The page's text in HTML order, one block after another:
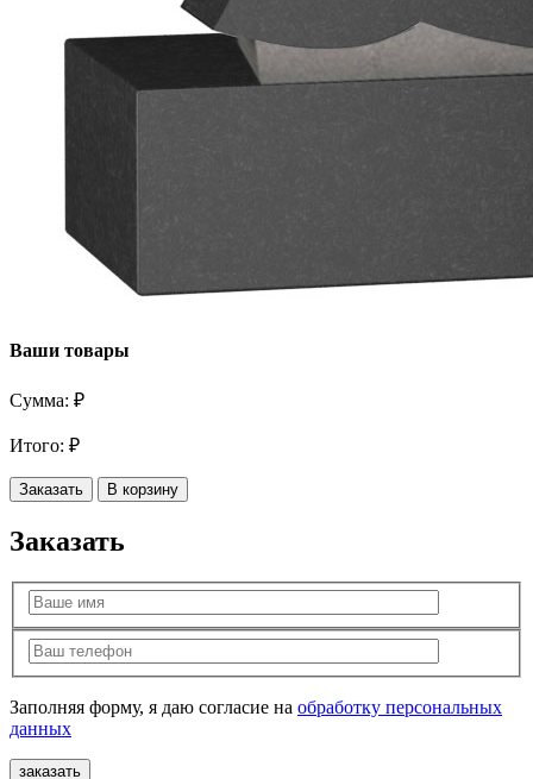
Ваши товары
Сумма: ₽
Итого: ₽
Заказать В корзину
Заказать
Заполняя форму, я даю согласие на обработку персональных
данных